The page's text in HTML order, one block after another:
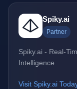
Spiky.ai
Partner
Spiky.ai - Real-
Intelligence
Visit Spiky.ai